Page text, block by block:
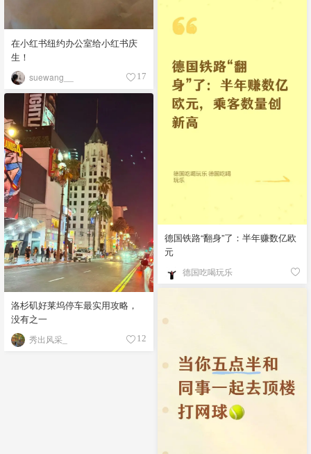
在小红书纽约办公室给小红书庆
生！
suewang__ 17
德国铁路“翻身”了：半年赚数亿欧
元
德国吃喝玩乐
洛杉矶好莱坞停车最实用攻略，
没有之一
秀出风采_ 12